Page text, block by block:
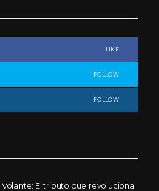
LIKE
FOLLOW
FOLLOW
Volante: El tributo que revoluciona